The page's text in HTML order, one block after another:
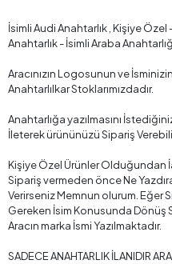
İsimli Audi Anahtarlık , Kişiye
Anahtarlık - İsimli Araba
Aracınızın Logosunun ve
Anahtarlılkar Stoklarımızdadır.
Anahtarlığa yazılmasını
İleterek ürününüzü Sipariş
Kişiye Özel Ürünler Olduğundan
Sipariş vermeden önce Ne
Verirseniz Memnun olurum. Eğer
Gereken İsim Konusunda Dönüş
Aracın marka İsmi Yazılmaktadır.
SADECE ANAHTARLIK İLANIDIR